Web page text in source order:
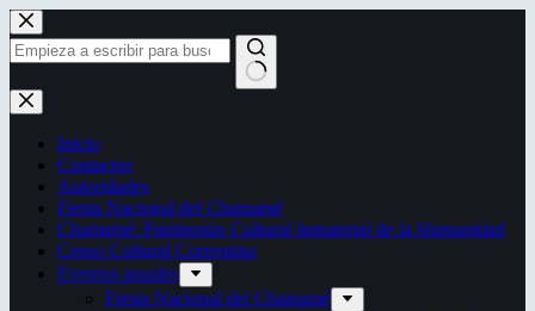
Saltar
al
contenido
Sin
resultados
Inicio
Contactos
Autoridades
Fiesta Nacional del Chamamé
Chamamé: Patrimonio Cultural Inmaterial de la Humanidad
Censo Cultural Correntino
Eventos anuales
Fiesta Nacional del Chamamé